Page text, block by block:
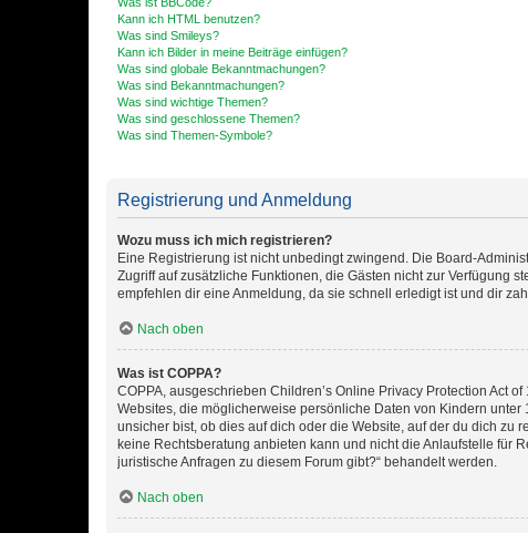
Kann ich HTML benutzen?
Was sind Smileys?
Kann ich Bilder in meine Beiträge einfügen?
Was sind globale Bekanntmachungen?
Was sind Bekanntmachungen?
Was sind wichtige Themen?
Was sind geschlossene Themen?
Was sind Themen-Symbole?
Registrierung und Anmeldung
Wozu muss ich mich registrieren?
Eine Registrierung ist nicht unbedingt zwingend. Die Board-
Zugriff auf zusätzliche Funktionen, die Gästen nicht zur Verfügung
empfehlen dir eine Anmeldung, da sie schnell erledigt ist und dir
Nach oben
Was ist COPPA?
COPPA, ausgeschrieben Children’s Online Privacy Protection Act
Websites, die möglicherweise persönliche Daten von Kindern
unsicher bist, ob dies auf dich oder die Website, auf der du dich zu
keine Rechtsberatung anbieten kann und nicht die Anlaufstelle für
juristische Anfragen zu diesem Forum gibt?“ behandelt werden.
Nach oben